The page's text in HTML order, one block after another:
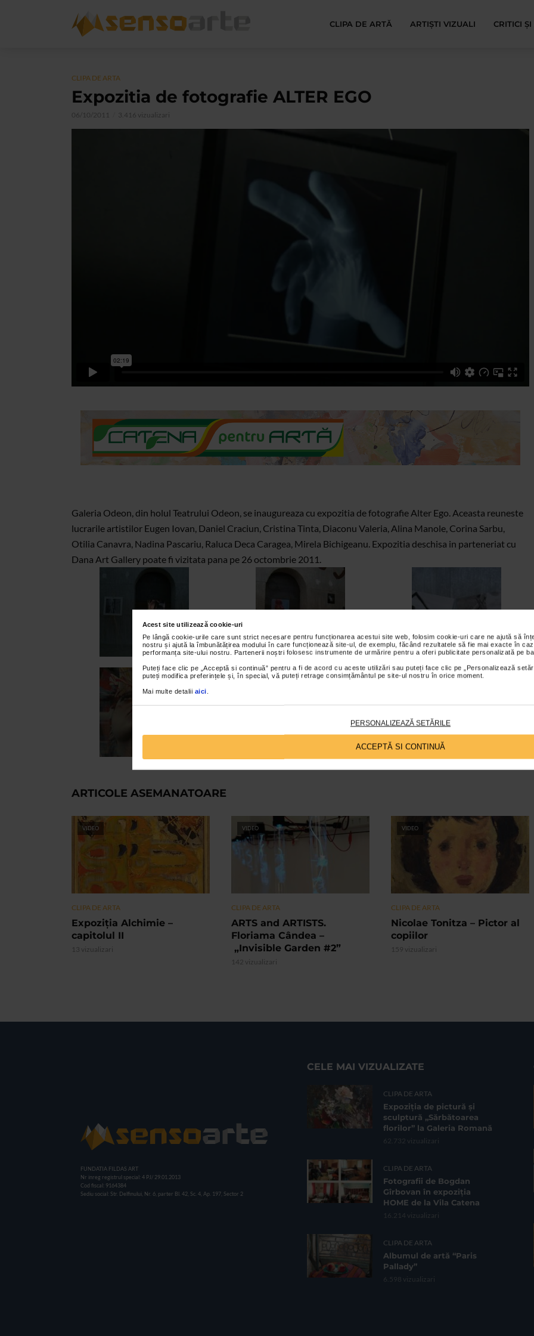
Acest site utilizează cookie-uri
Pe lângă cookie-urile care sunt strict necesare pentru funcționarea acestui site web, folosim cookie-uri care ne ajută să
nostru și ajută la îmbunătățirea modului în care funcționează site-ul, de exemplu, făcând rezultatele să fie mai exacte în
performanța site-ului nostru. Partenerii noștri folosesc instrumente de urmărire pentru a oferi publicitate personalizată pe
Puteți face clic pe „Acceptă si continuă” pentru a fi de acord cu aceste utilizări sau puteți face clic pe „Personalizează
puteți modifica preferințele și, în special, vă puteți retrage consimțământul pe site-ul nostru în orice moment.
Mai multe detalii aici
PERSONALIZEAZĂ SETĂRILE
ACCEPTĂ SI CONTINUĂ
CLIPA DE ARTĂ ARTIȘTI VIZUALI CRITICI
CLIPA DE ARTA
Expozitia de fotografie ALTER EGO
06/10/2011 3.416 vizualizari
Galeria Odeon, din holul Teatrului Odeon, se inaugureaza cu expozitia de fotografie Alter Ego. Aceasta reuneste
lucrarile artistilor Eugen Iovan, Daniel Craciun, Cristina Tinta, Diaconu Valeria, Alina Manole, Corina Sarbu,
Otilia Canavra, Nadina Pascariu, Raluca Deca Caragea, Mirela Bichigeanu. Expozitia deschisa in parteneriat cu
Dana Art Gallery poate fi vizitata pana pe 26 octombrie 2011.
ARTICOLE ASEMANATOARE
VIDEO
CLIPA DE ARTA
Expoziția Alchimie –
capitolul II
13 vizualizari
VIDEO
CLIPA DE ARTA
ARTS and ARTISTS.
Floriama Cândea –
„Invisible Garden #2”
142 vizualizari
VIDEO
CLIPA DE ARTA
Nicolae Tonitza – Pictor al
copiilor
159 vizualizari
FUNDATIA FILDAS ART
Nr inreg registrul special: 4 PJ/ 29.01.2013
Cod fiscal: 9164384
Sediu social: Str. Delfinului, Nr. 6, parter Bl. 42, Sc. 4, Ap. 197, Sector 2
CELE MAI VIZUALIZATE
CLIPA DE ARTA
Expoziția de pictură și
sculptură „Sărbătoarea
florilor” la Galeria Romană
62.732 vizualizari
CLIPA DE ARTA
Fotografii de Bogdan
Gîrbovan în expoziția
HOME de la Vila Catena
16.214 vizualizari
CLIPA DE ARTA
Albumul de artă “Paris
Pallady”
6.598 vizualizari